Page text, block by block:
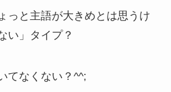
っと主語が大きめとは思うけ
い」タイプ？
てなくない？^^;